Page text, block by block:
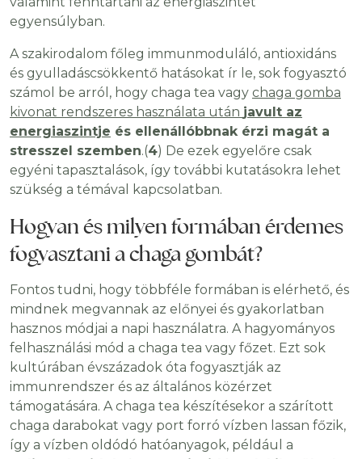
egyensúlyban.
A szakirodalom főleg immunmoduláló, antioxidáns
és gyulladáscsökkentő hatásokat ír le, sok fogyasztó
számol be arról, hogy chaga tea vagy chaga gomba
kivonat rendszeres használata után javult az
energiaszintje és ellenállóbbnak érzi magát a
stresszel szemben.(4) De ezek egyelőre csak
egyéni tapasztalások, így további kutatásokra lehet
szükség a témával kapcsolatban.
Hogyan és milyen formában érdemes
fogyasztani a chaga gombát?
Fontos tudni, hogy többféle formában is elérhető, és
mindnek megvannak az előnyei és gyakorlatban
hasznos módjai a napi használatra. A hagyományos
felhasználási mód a chaga tea vagy főzet. Ezt sok
kultúrában évszázadok óta fogyasztják az
immunrendszer és az általános közérzet
támogatására. A chaga tea készítésekor a szárított
chaga darabokat vagy port forró vízben lassan főzik,
így a vízben oldódó hatóanyagok, például a